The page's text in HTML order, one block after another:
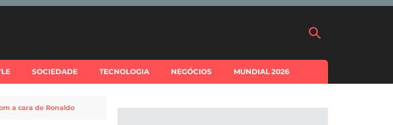
SOCIEDADE TECNOLOGIA NEGÓCIOS MUNDIAL 2026
a cara de Ronaldo